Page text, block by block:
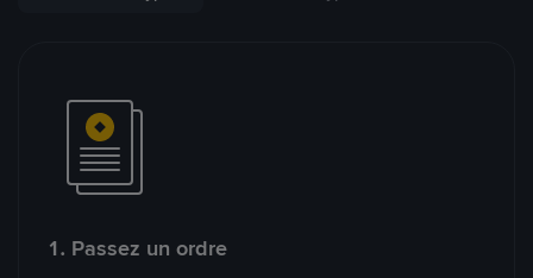
1. Passez un ordre